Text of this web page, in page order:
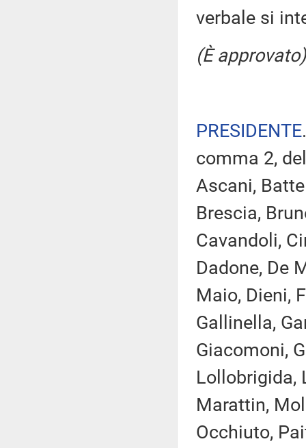
verbale si
(È approvato)
PRESIDENTE
comma 2,
Ascani,
Brescia,
Cavandoli,
Dadone, De
Maio, Dieni,
Gallinella,
Giacomoni,
Lollobrigida,
Marattin,
Occhiuto,